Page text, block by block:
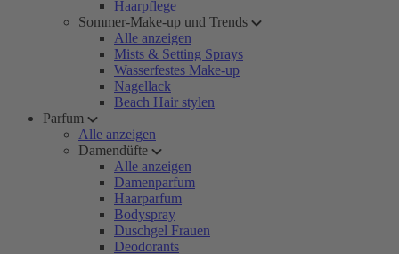
Haarpflege
Sommer-Make-up und Trends
Alle anzeigen
Mists & Setting Sprays
Wasserfestes Make-up
Nagellack
Beach Hair stylen
Parfum
Alle anzeigen
Damendüfte
Alle anzeigen
Damenparfum
Haarparfum
Bodyspray
Duschgel Frauen
Deodorants